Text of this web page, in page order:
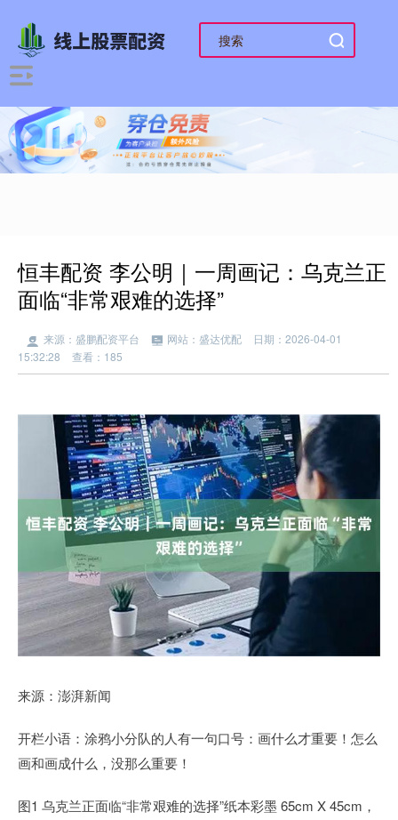
恒丰配资 李公明｜一周画记：乌克兰正
面临“非常艰难的选择”
来源：盛鹏配资平台 网站：盛达优配
日期：2026-04-01
15:32:28
查看：185
来源：澎湃新闻
开栏小语：涂鸦小分队的人有一句口号：画什么才重要！怎么
画和画成什么，没那么重要！
图1 乌克兰正面临“非常艰难的选择”纸本彩墨 65cm X 45cm，